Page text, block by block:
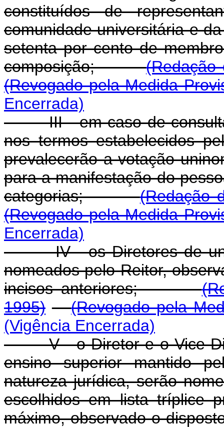
constituídos de
comunidade universitária e
setenta por cento de
composição;(Redação
(Revogado pela Medida
Encerrada)
III - em caso de consulta
nos termos estabelecidos
prevalecerão a votação
para a manifestação do
categorias;(Redação
(Revogado pela Medida
Encerrada)
IV - os Diretores de
nomeados pelo Reitor,
incisos anteriores;
1995)
(Revogado pela
(Vigência Encerrada)
V - o Diretor e o Vice-
ensino superior mantido
natureza jurídica, serão
escolhidos em lista tríplice
máximo, observado o